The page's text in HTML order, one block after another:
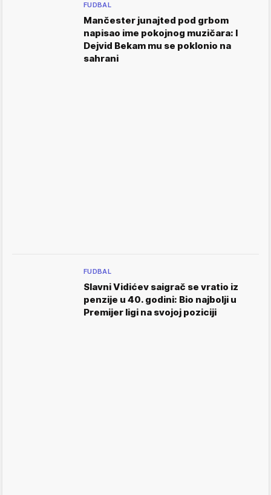
FUDBAL
Mančester junajted pod grbom
napisao ime pokojnog muzičara: I
Dejvid Bekam mu se poklonio na
sahrani
FUDBAL
Slavni Vidićev saigrač se vratio iz
penzije u 40. godini: Bio najbolji u
Premijer ligi na svojoj poziciji